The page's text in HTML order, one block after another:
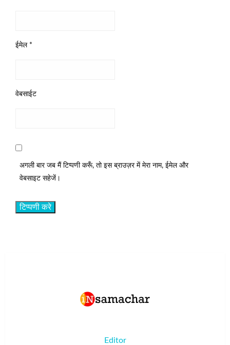
ईमेल *
वेबसाईट
अगली बार जब मैं टिप्पणी करूँ, तो इस ब्राउज़र में मेरा नाम, ईमेल और
वेबसाइट सहेजें।
Editor